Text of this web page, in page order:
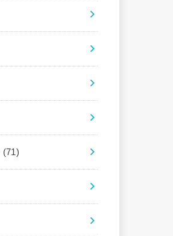
(71)